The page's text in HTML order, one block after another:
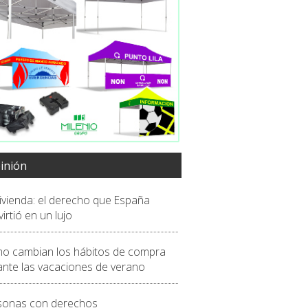
el derecho que España
en un lujo
cambian los hábitos de compra
las vacaciones de verano
con derechos